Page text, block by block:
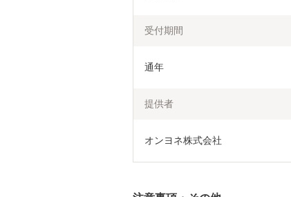
受付期間
通年
提供者
オンヨネ株式会社